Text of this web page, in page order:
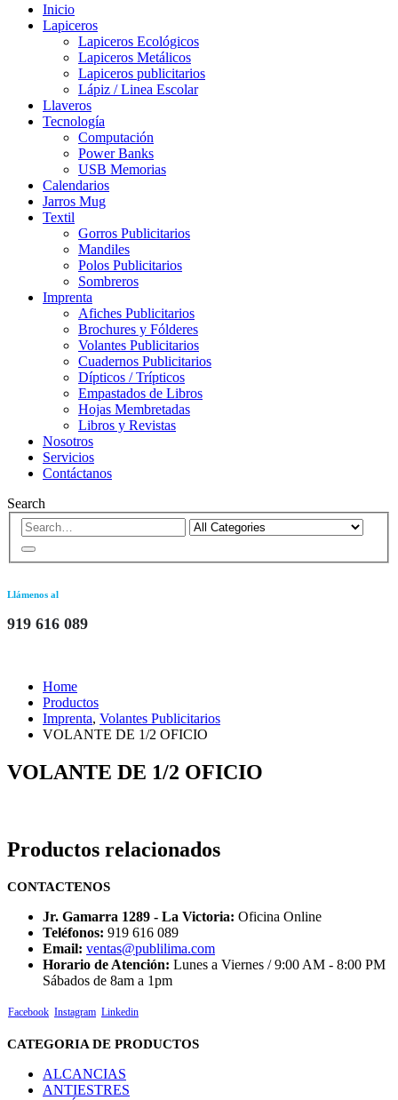
Inicio
Lapiceros
Lapiceros Ecológicos
Lapiceros Metálicos
Lapiceros publicitarios
Lápiz / Linea Escolar
Llaveros
Tecnología
Computación
Power Banks
USB Memorias
Calendarios
Jarros Mug
Textil
Gorros Publicitarios
Mandiles
Polos Publicitarios
Sombreros
Imprenta
Afiches Publicitarios
Brochures y Fólderes
Volantes Publicitarios
Cuadernos Publicitarios
Dípticos / Trípticos
Empastados de Libros
Hojas Membretadas
Libros y Revistas
Nosotros
Servicios
Contáctanos
Search
Llámenos al
919 616 089
Home
Productos
Imprenta, Volantes Publicitarios
VOLANTE DE 1/2 OFICIO
VOLANTE DE 1/2 OFICIO
Productos relacionados
CONTACTENOS
Jr. Gamarra 1289 - La Victoria: Oficina Online
Teléfonos: 919 616 089
Email: ventas@publilima.com
Horario de Atención: Lunes a Viernes / 9:00 AM - 8:00 PM
Sábados de 8am a 1pm
Facebook Instagram Linkedin
CATEGORIA DE PRODUCTOS
ALCANCIAS
ANTIESTRES